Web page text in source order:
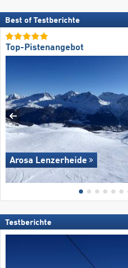
Best of Testberichte
Top-Pistenangebot
Arosa Lenzerheide
Testberichte